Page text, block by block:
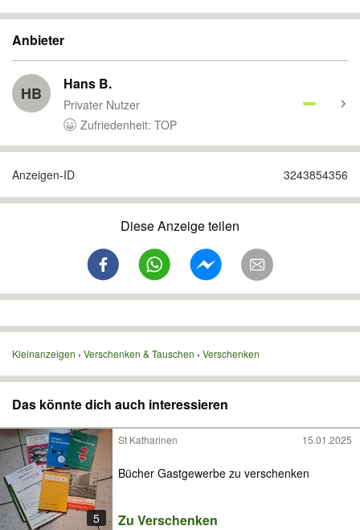
Anbieter
HB Hans B.
Privater Nutzer
Zufriedenheit: TOP
Anzeigen-ID 3243854356
Diese Anzeige teilen
Kleinanzeigen Verschenken & Tauschen Verschenken
Das könnte dich auch interessieren
5
St Katharinen 15.01.2025
Bücher Gastgewerbe zu verschenken
Zu Verschenken